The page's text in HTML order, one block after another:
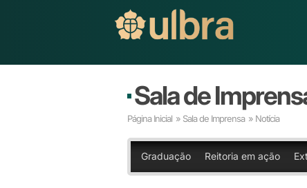
Sala de
Página Inicial » Sala de Imprensa » Notícia
Graduação Reitoria em ação